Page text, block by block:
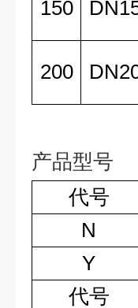
150
200
产品型号
代号
N
Y
代号